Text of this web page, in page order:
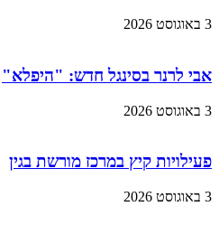
3 באוגוסט 2026
אבי לרנר בסינגל חדש: "היפלא"
3 באוגוסט 2026
פעילויות קיץ במרכז מורשת בגין
3 באוגוסט 2026